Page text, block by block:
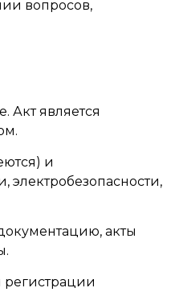
вопросов,
является
и
электробезопасности,
акты